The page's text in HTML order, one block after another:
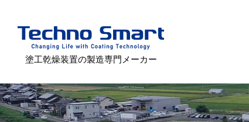
塗工乾燥装置の製造専門メーカー